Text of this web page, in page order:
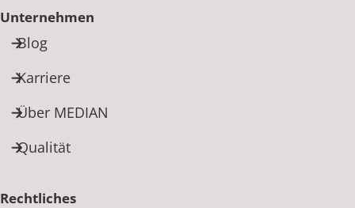
Unternehmen
Blog
Karriere
Über MEDIAN
Qualität
Rechtliches